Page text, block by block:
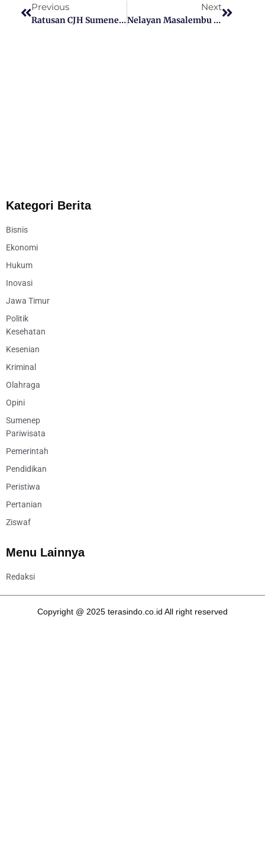
Previous
Ratusan CJH Sumenep Terdeteksi Memiliki Penyakit Beresiko, Ini Kata Kemenag Sumenep
Next
Nelayan Masalembu Meminta Serius Pemerintah Menolak Kapal Cantrang
Kategori Berita
Bisnis
Ekonomi
Hukum
Inovasi
Jawa Timur
Politik
Kesehatan
Kesenian
Kriminal
Olahraga
Opini
Sumenep
Pariwisata
Pemerintah
Pendidikan
Peristiwa
Pertanian
Ziswaf
Menu Lainnya
Redaksi
Copyright @ 2025 terasindo.co.id All right reserved